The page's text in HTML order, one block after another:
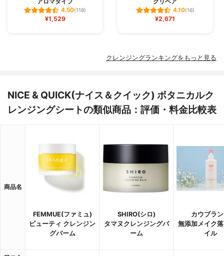
4.50(118)
¥1,529
4.10(16)
¥2,671
クレンジングランキングをもっと見る
NICE & QUICK(ナイス＆クイック) ボタニカルク
レンジングシートの類似商品：評価・料金比較表
商品名
FEMMUE(ファミュ)
ビューティ クレンジン
グバーム
SHIRO(シロ)
タマヌクレンジングバ
ーム
カウブラ
無添加メイク
イル